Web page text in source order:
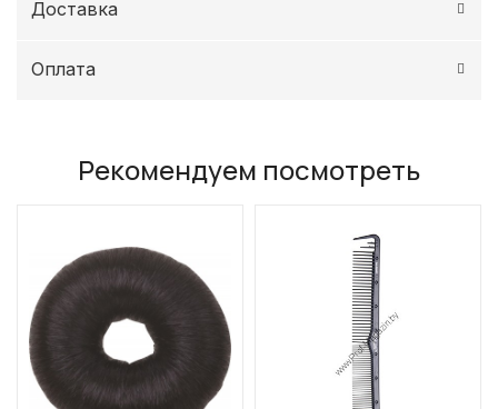
Доставка
Оплата
Рекомендуем посмотреть